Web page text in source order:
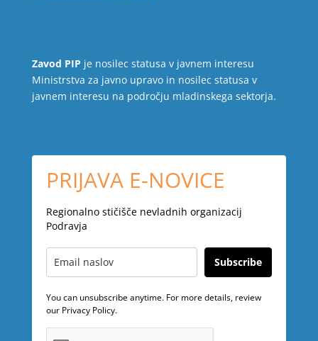
Zavod PIP je nosilec statusa v javnem interesu
Ministrstva za javno upravo in nosilec statusa v
javnem interesu na področju mladinskega sektorja.
PRIJAVA E-NOVICE
Regionalno stičišče nevladnih organizacij
Podravja
Subscribe
You can unsubscribe anytime. For more details, review
our Privacy Policy.